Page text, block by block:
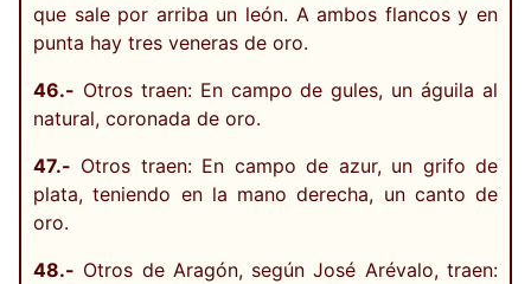
que sale por arriba un león. A ambos flancos y en
punta hay tres veneras de oro.
46.- Otros traen: En campo de gules, un águila al
natural, coronada de oro.
47.- Otros traen: En campo de azur, un grifo de
plata, teniendo en la mano derecha, un canto de
oro.
48.- Otros de Aragón, según José Arévalo, traen: